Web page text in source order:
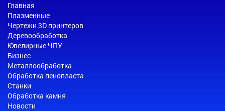
Главная
Плазменные
Чертежи 3D принтеров
Деревообработка
Ювелирные ЧПУ
Бизнес
Металлообработка
Обработка пенопласта
Станки
Обработка камня
Новости